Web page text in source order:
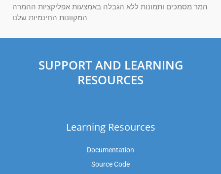
המר מסמכים ותמונות ללא הגבלה באמצעות אפליקציות ההמרה
המקוונות החינמיות שלנו
SUPPORT AND LEARNING
RESOURCES
Learning Resources
Documentation
Source Code